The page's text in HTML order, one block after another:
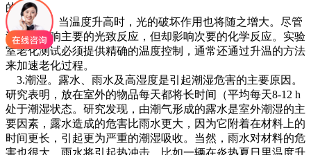
的老化。
2.高温。当温度升高时，光的破坏作用也将随之增大。尽管
温度不影响主要的光致反应，但却影响次要的化学反应。实验
室老化测试必须提供精确的温度控制，通常还通过升温的方法
来加速老化过程。
3.潮湿。露水、雨水及高湿度是引起潮湿危害的主要原因。
研究表明，放在室外的物品每天都将长时间（平均每天8-12 h
处于潮湿状态。研究发现，由潮气形成的露水是室外潮湿的主
要因素，露水造成的危害比雨水更大，因为它附着在材料上的
时间更长，引起更为严重的潮湿吸收。当然，雨水对材料的危